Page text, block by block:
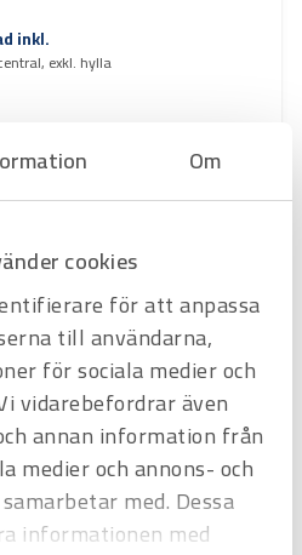
Om
cookies
för att anpassa
till användarna,
för sociala medier och
vidarebefordrar även
annan information från
medier och annons- och
med. Dessa
informationen med
inkl.
exkl. hylla